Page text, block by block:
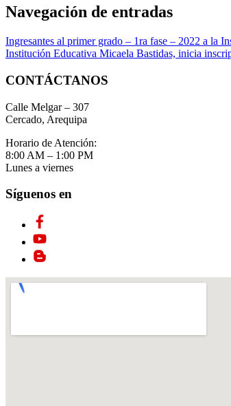
Navegación de entradas
Ingresantes al primer grado – 1ra fase – 2022 a la
Institución Educativa Micaela Bastidas, inicia
CONTÁCTANOS
Calle Melgar – 307
Cercado, Arequipa
Horario de Atención:
8:00 AM – 1:00 PM
Lunes a viernes
Síguenos en